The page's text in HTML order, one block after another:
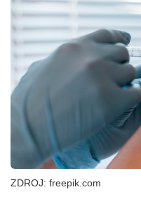
ZDROJ: freepik.com